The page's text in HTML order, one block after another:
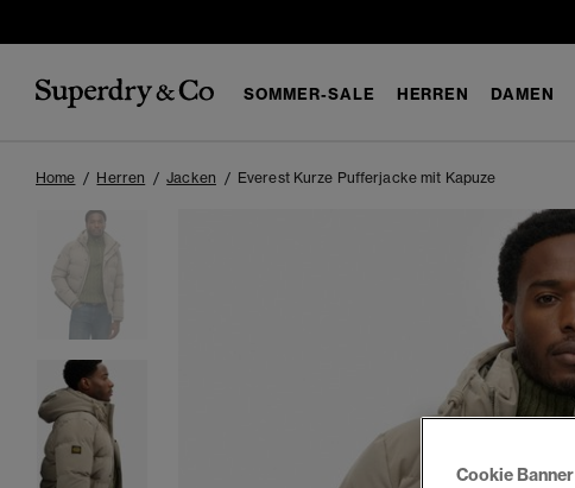
SOMMER-SALE HERREN DAMEN
Home Herren Jacken Everest Kurze Pufferjacke mit Kapuze
Cookie Banner